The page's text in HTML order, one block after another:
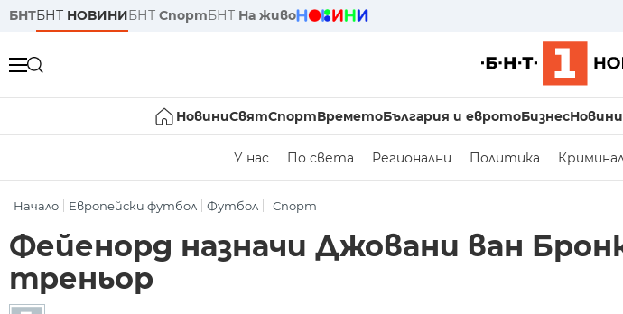
БНТБНТ НОВИНИБНТ СпортБНТ На живо
НовиниСвятСпортВреметоБългария и евротоБизнес
У нас По света Регионални Политика
Начало Европейски футбол Футбол Спорт
Фейенорд назначи Джовани ван
треньор